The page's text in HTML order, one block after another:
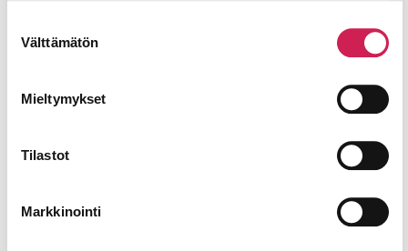
valinta
Välttämätön
Mieltymykset
Tilastot
Markkinointi